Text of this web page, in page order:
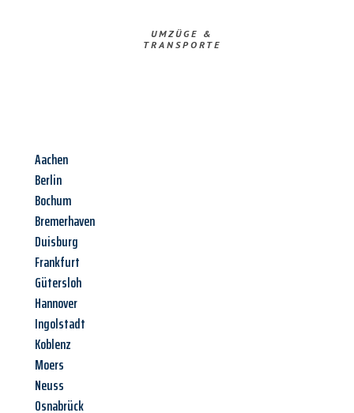
UMZÜGE &
TRANSPORTE
Aachen
Berlin
Bochum
Bremerhaven
Duisburg
Frankfurt
Gütersloh
Hannover
Ingolstadt
Koblenz
Moers
Neuss
Osnabrück